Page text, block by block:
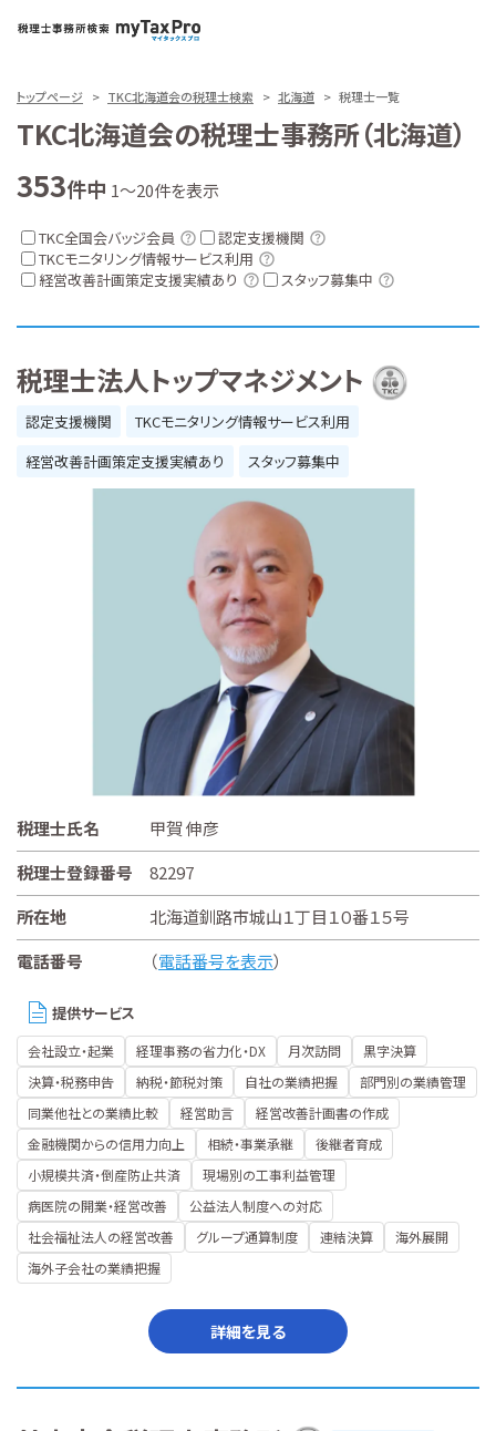
トップページ TKC北海道会の税理士検索 北海道 税理士一覧
TKC北海道会の税理士事務所（北海道）
353件中 1～20件を表示
TKC全国会バッジ会員
認定支援機関
TKCモニタリング情報サービス利用
経営改善計画策定支援実績あり
スタッフ募集中
税理士法人トップマネジメント
認定支援機関
TKCモニタリング情報サービス利用
経営改善計画策定支援実績あり
スタッフ募集中
税理士氏名
甲賀 伸彦
税理士登録番号
82297
所在地
北海道釧路市城山１丁目１０番１５号
電話番号
（電話番号を表示）
提供サービス
会社設立・起業 経理事務の省力化・DX 月次訪問
黒字決算
決算・税務申告
納税・節税対策 自社の業績把握
部門別の業績管理
同業他社との業績比較
経営助言
経営改善計画書の作成
金融機関からの信用力向上
相続・事業承継
後継者育成
小規模共済・倒産防止共済
現場別の工事利益管理
病医院の開業・経営改善
公益法人制度への対応
社会福祉法人の経営改善
グループ通算制度 連結決算
海外展開
海外子会社の業績把握
詳細を見る